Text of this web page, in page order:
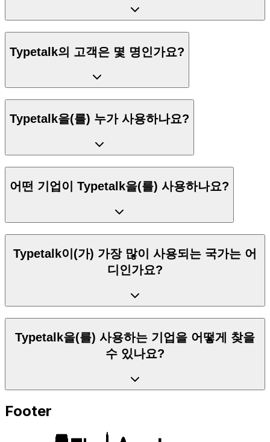
Typetalk의 고객은 몇 명인가요?
Typetalk을(를) 누가 사용하나요?
어떤 기업이 Typetalk을(를) 사용하나요?
Typetalk이(가) 가장 많이 사용되는 국가는 어
디인가요?
Typetalk을(를) 사용하는 기업을 어떻게 찾을
수 있나요?
Footer